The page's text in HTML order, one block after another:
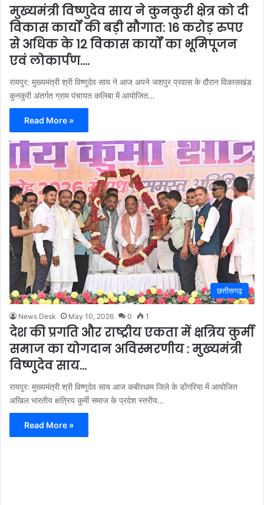
मुख्यमंत्री विष्णुदेव साय ने कुनकुरी क्षेत्र को दी
विकास कार्यों की बड़ी सौगात: 16 करोड़ रुपए
से अधिक के 12 विकास कार्यों का भूमिपूजन
एवं लोकार्पण….
रायपुर: मुख्यमंत्री श्री विष्णुदेव साय ने आज अपने जशपुर प्रवास के दौरान विकासखंड
कुनकुरी अंतर्गत ग्राम पंचायत कलिबा में आयोजित…
Read More »
छत्तीसगढ़
News Desk May 10, 2026 0 1
देश की प्रगति और राष्ट्रीय एकता में क्षत्रिय कुर्मी
समाज का योगदान अविस्मरणीय : मुख्यमंत्री
विष्णुदेव साय…
रायपुर: मुख्यमंत्री श्री विष्णुदेव साय आज कबीरधाम जिले के डोंगरिया में आयोजित
अखिल भारतीय क्षत्रिय कुर्मी समाज के प्रदेश स्तरीय…
Read More »